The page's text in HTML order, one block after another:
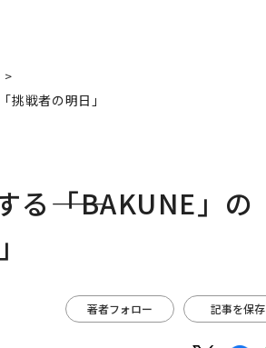
挑戦者の明日」
――「BAKUNE」の
著者フォロー 記事を保存